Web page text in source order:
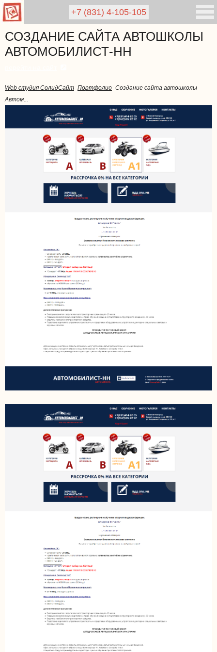
СОЗДАНИЕ САЙТА АВТОШКОЛЫ
АВТОМОБИЛИСТ-НН
+7 (831) 4-105-105
Web студия СолидСайт Портфолио Создание сайта автошколы
Автом...